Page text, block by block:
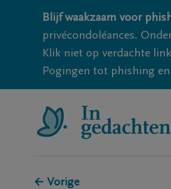
Blijf waakzaam voor
privécondoléances.
Klik niet op verdachte
Pogingen tot phishing
← Vorige